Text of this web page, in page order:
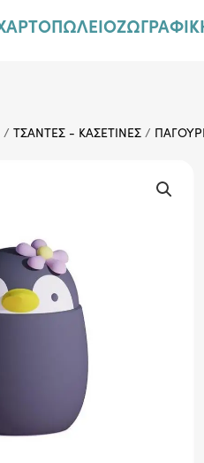
/ ΤΣΑΝΤΕΣ - ΚΑΣΕΤΙΝΕΣ /